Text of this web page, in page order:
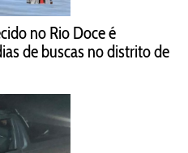
no Rio Doce é
de buscas no distrito de